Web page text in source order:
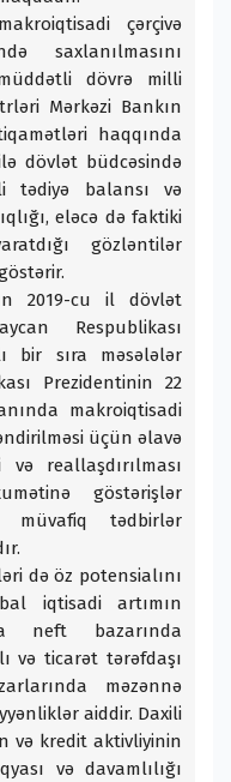
çərçivə
saxlanılmasını
dövrə milli
Mərkəzi Bankın
haqqında
dövlət büdcəsində
tədiyə balansı və
eləcə də faktiki
gözləntilər
2019-cu il dövlət
Respublikası
bir sıra məsələlər
Prezidentinin 22
makroiqtisadi
üçün əlavə
reallaşdırılması
göstərişlər
müvafiq tədbirlər
də öz potensialını
iqtisadi artımın
neft bazarında
və ticarət tərəfdaşı
məzənnə
aiddir. Daxili
və kredit aktivliyinin
və davamlılığı